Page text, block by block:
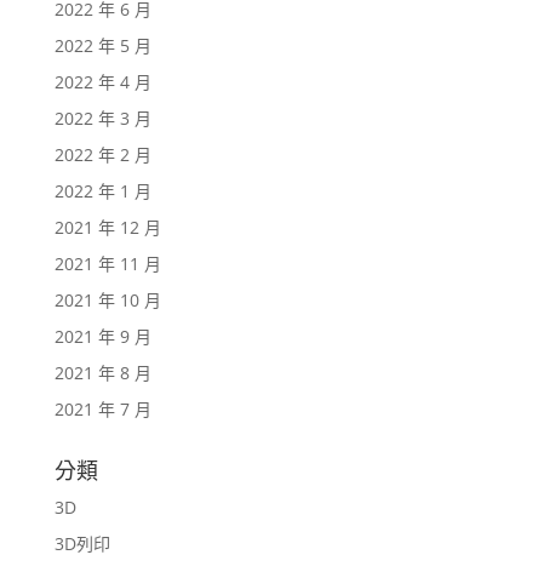
2022 年 6 月
2022 年 5 月
2022 年 4 月
2022 年 3 月
2022 年 2 月
2022 年 1 月
2021 年 12 月
2021 年 11 月
2021 年 10 月
2021 年 9 月
2021 年 8 月
2021 年 7 月
分類
3D
3D列印